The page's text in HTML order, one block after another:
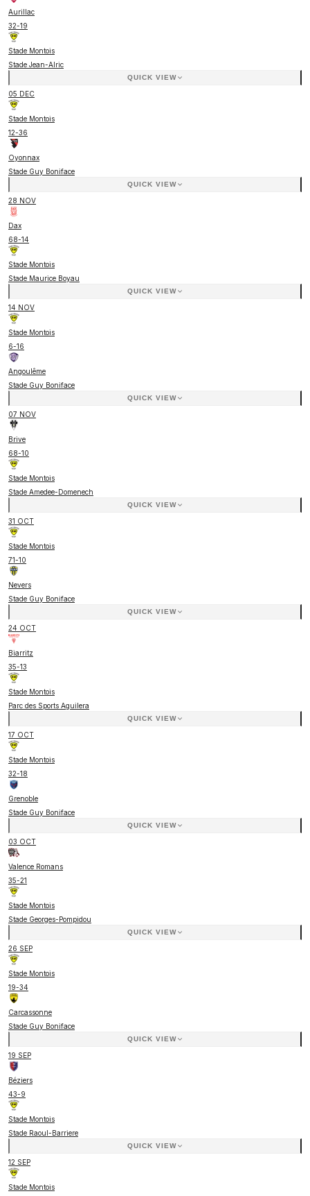
Aurillac
32-19
Stade Montois
Stade Jean-Alric
QUICK VIEW
05 DEC
Stade Montois
12-36
Oyonnax
Stade Guy Boniface
QUICK VIEW
28 NOV
Dax
68-14
Stade Montois
Stade Maurice Boyau
QUICK VIEW
14 NOV
Stade Montois
6-16
Angoulême
Stade Guy Boniface
QUICK VIEW
07 NOV
Brive
68-10
Stade Montois
Stade Amedee-Domenech
QUICK VIEW
31 OCT
Stade Montois
71-10
Nevers
Stade Guy Boniface
QUICK VIEW
24 OCT
Biarritz
35-13
Stade Montois
Parc des Sports Aguilera
QUICK VIEW
17 OCT
Stade Montois
32-18
Grenoble
Stade Guy Boniface
QUICK VIEW
03 OCT
Valence Romans
35-21
Stade Montois
Stade Georges-Pompidou
QUICK VIEW
26 SEP
Stade Montois
19-34
Carcassonne
Stade Guy Boniface
QUICK VIEW
19 SEP
Béziers
43-9
Stade Montois
Stade Raoul-Barriere
QUICK VIEW
12 SEP
Stade Montois